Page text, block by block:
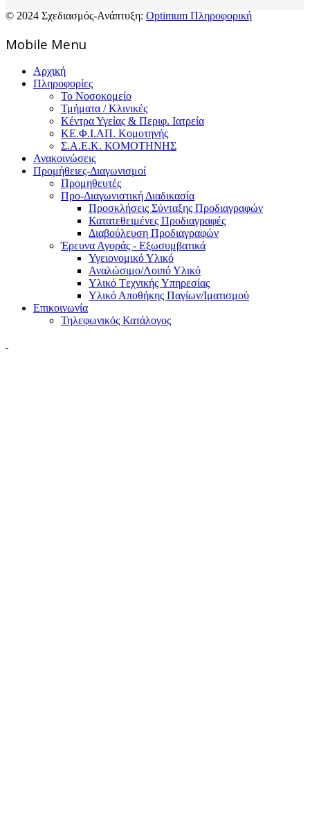
© 2024 Σχεδιασμός-Ανάπτυξη: Optimum Πληροφορική
Mοbile Menu
Αρχική
Πληροφορίες
Το Νοσοκομείο
Τμήματα / Κλινικές
Κέντρα Υγείας & Περιφ. Ιατρεία
ΚΕ.Φ.Ι.ΑΠ. Κομοτηνής
Σ.Α.Ε.Κ. ΚΟΜΟΤΗΝΗΣ
Ανακοινώσεις
Προμήθειες-Διαγωνισμοί
Προμηθευτές
Προ-Διαγωνιστική Διαδικασία
Προσκλήσεις Σύνταξης Προδιαγραφών
Κατατεθειμένες Προδιαγραφές
Διαβούλευση Προδιαγραφών
Έρευνα Αγοράς - Εξωσυμβατικά
Υγειονομικό Υλικό
Αναλώσιμο/Λοιπό Υλικό
Υλικό Tεχνικής Yπηρεσίας
Υλικό Αποθήκης Παγίων/Ιματισμού
Επικοινωνία
Τηλεφωνικός Κατάλογος